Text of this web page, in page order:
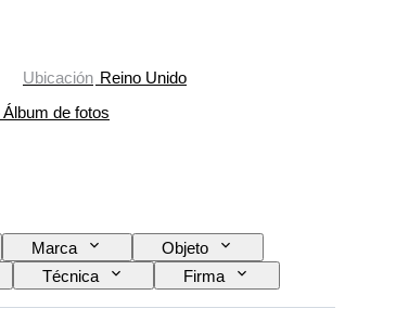
Ubicación Reino Unido
Álbum de fotos
Marca
Objeto
Técnica
Firma
Organización militar